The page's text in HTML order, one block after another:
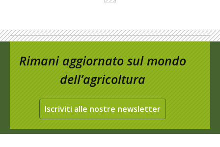
Rimani aggiornato sul mondo
dell’agricoltura
Iscriviti alle nostre newsletter